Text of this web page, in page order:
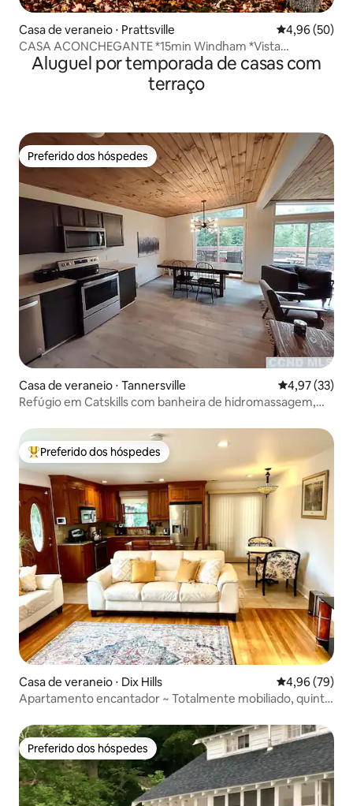
Casa de veraneio ⋅ Prattsville 4,96 de uma
4,96 (50)
CASA ACONCHEGANTE *15min Windham *Vista
deslumbrante*
Aluguel por temporada de casas com
terraço
Preferido dos hóspedes
Preferido dos hóspedes
Casa de veraneio ⋅ Tannersville 4,97 de uma
4,97 (33)
Refúgio em Catskills com banheira de hidromassagem,
Entre os melhores preferidos dos hóspedes
Preferido dos hóspedes
Casa de veraneio ⋅ Dix Hills 4,96 de uma
4,96 (79)
Apartamento encantador ~ Totalmente mobiliado, quintal
Preferido dos hóspedes
Preferido dos hóspedes